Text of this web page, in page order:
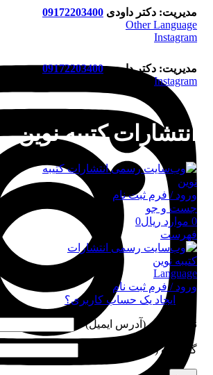
مدیریت: دکتر داودی 09172203400
Other Language
Instagram
مدیریت: دکتر داودی09172203400
Instagram
انتشارات کتیبه نوین
ورود / فرم ثبت نام
جست و جو
0 موارد ریال0
فهرست
Language
ورود / فرم ثبت نام
ورود
ایجاد یک حساب کاربری؟
نام کاربری (آدرس ایمیل)
گذرواژه (شماره موبایل)